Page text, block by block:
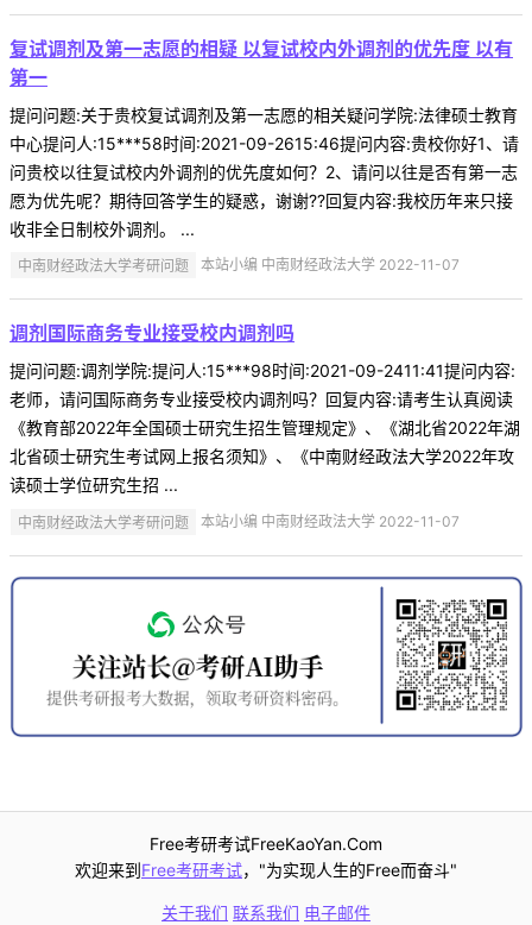
复试调剂及第一志愿的相疑 以复试校内外调剂的优先度 以有
第一
提问问题:关于贵校复试调剂及第一志愿的相关疑问学院:法律硕士教育
中心提问人:15***58时间:2021-09-2615:46提问内容:贵校你好1、请
问贵校以往复试校内外调剂的优先度如何？2、请问以往是否有第一志
愿为优先呢？期待回答学生的疑惑，谢谢??回复内容:我校历年来只接
收非全日制校外调剂。 ...
中南财经政法大学考研问题 本站小编 中南财经政法大学 2022-11-07
调剂国际商务专业接受校内调剂吗
提问问题:调剂学院:提问人:15***98时间:2021-09-2411:41提问内容:
老师，请问国际商务专业接受校内调剂吗？回复内容:请考生认真阅读
《教育部2022年全国硕士研究生招生管理规定》、《湖北省2022年湖
北省硕士研究生考试网上报名须知》、《中南财经政法大学2022年攻
读硕士学位研究生招 ...
中南财经政法大学考研问题 本站小编 中南财经政法大学 2022-11-07
Free考研考试FreeKaoYan.Com
欢迎来到Free考研考试，"为实现人生的Free而奋斗"
关于我们 联系我们 电子邮件